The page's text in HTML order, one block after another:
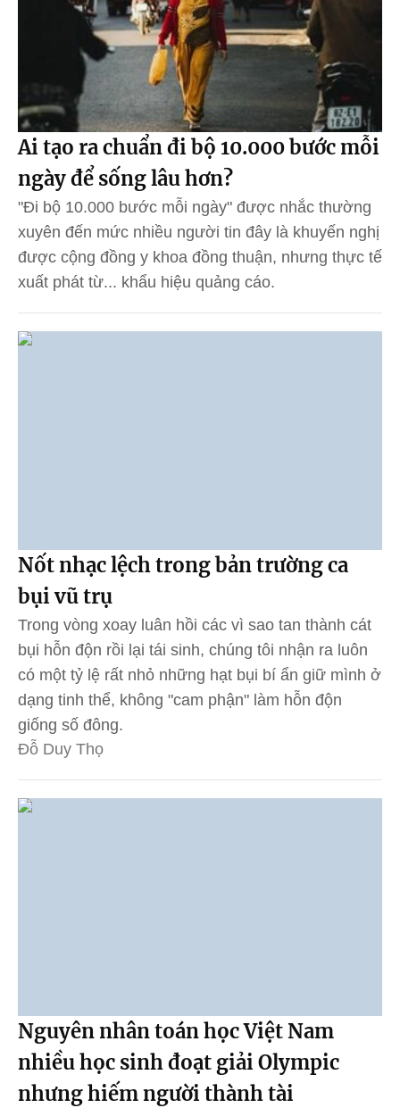
Ai tạo ra chuẩn đi bộ 10.000 bước mỗi
ngày để sống lâu hơn?
"Đi bộ 10.000 bước mỗi ngày" được nhắc thường
xuyên đến mức nhiều người tin đây là khuyến nghị
được cộng đồng y khoa đồng thuận, nhưng thực tế
xuất phát từ... khẩu hiệu quảng cáo.
Nốt nhạc lệch trong bản trường ca
bụi vũ trụ
Trong vòng xoay luân hồi các vì sao tan thành cát
bụi hỗn độn rồi lại tái sinh, chúng tôi nhận ra luôn
có một tỷ lệ rất nhỏ những hạt bụi bí ẩn giữ mình ở
dạng tinh thể, không "cam phận" làm hỗn độn
giống số đông.
Đỗ Duy Thọ
Nguyên nhân toán học Việt Nam
nhiều học sinh đoạt giải Olympic
nhưng hiếm người thành tài